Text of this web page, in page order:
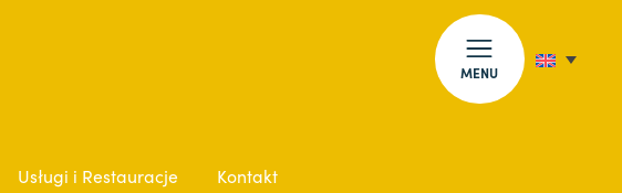
MENU
Usługi i Restauracje Kontakt